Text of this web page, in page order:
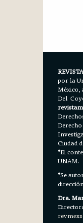
por la
México,
Del.
Ciudad
*El
UNAM.
*Se
Dra.